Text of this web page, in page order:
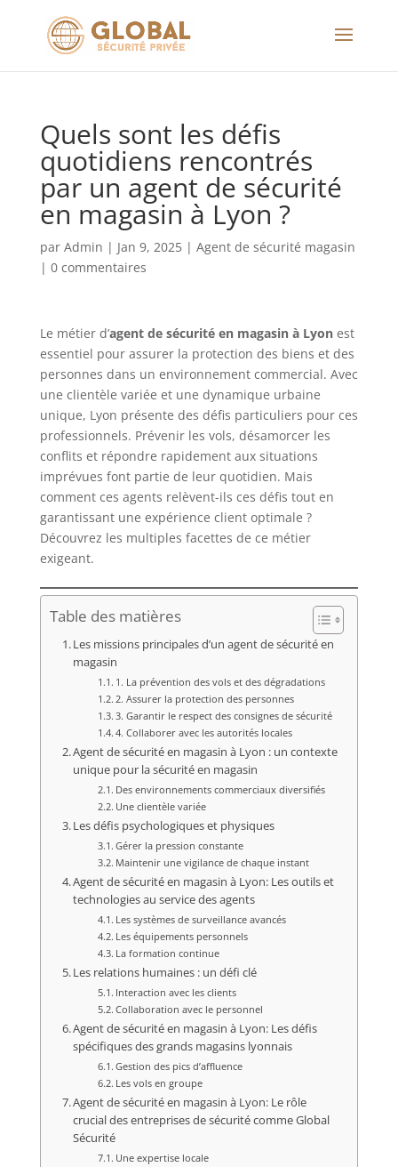
Quels sont les défis
quotidiens rencontrés
par un agent de sécurité
en magasin à Lyon ?
par Admin | Jan 9, 2025| Agent de sécurité magasin
| 0 commentaires
Le métier d’agent de sécurité en magasin à Lyonest
essentiel pour assurer la protection des biens et des
personnes dans un environnement commercial. Avec
une clientèle variée et une dynamique urbaine
unique, Lyon présente des défis particuliers pour ces
professionnels. Prévenir les vols, désamorcer les
conflits et répondre rapidement aux situations
imprévues font partie de leur quotidien. Mais
comment ces agents relèvent-ils ces défis tout en
garantissant une expérience client optimale ?
Découvrez les multiples facettes de ce métier
exigeant.
Table des matières
Les missions principales d’un agent de sécurité en
magasin
1. La prévention des vols et des dégradations
2. Assurer la protection des personnes
3. Garantir le respect des consignes de sécurité
4. Collaborer avec les autorités locales
Agent de sécurité en magasin à Lyon : un contexte
unique pour la sécurité en magasin
Des environnements commerciaux diversifiés
Une clientèle variée
Les défis psychologiques et physiques
Gérer la pression constante
Maintenir une vigilance de chaque instant
Agent de sécurité en magasin à Lyon: Les outils et
technologies au service des agents
Les systèmes de surveillance avancés
Les équipements personnels
La formation continue
Les relations humaines : un défi clé
Interaction avec les clients
Collaboration avec le personnel
Agent de sécurité en magasin à Lyon: Les défis
spécifiques des grands magasins lyonnais
Gestion des pics d’affluence
Les vols en groupe
Agent de sécurité en magasin à Lyon: Le rôle
crucial des entreprises de sécurité comme Global
Sécurité
Une expertise locale